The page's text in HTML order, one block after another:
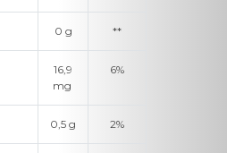
0 g **
16,9
mg
6%
0,5 g 2%